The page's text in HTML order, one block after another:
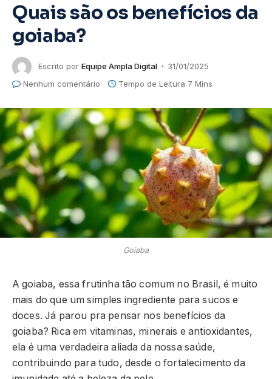
Quais são os benefícios da
goiaba?
Escrito por Equipe Ampla Digital
31/01/2025
Nenhum comentário
Tempo de Leitura 7 Mins
Goiaba
A goiaba, essa frutinha tão comum no Brasil, é muito
mais do que um simples ingrediente para sucos e
doces. Já parou pra pensar nos benefícios da
goiaba? Rica em vitaminas, minerais e antioxidantes,
ela é uma verdadeira aliada da nossa saúde,
contribuindo para tudo, desde o fortalecimento da